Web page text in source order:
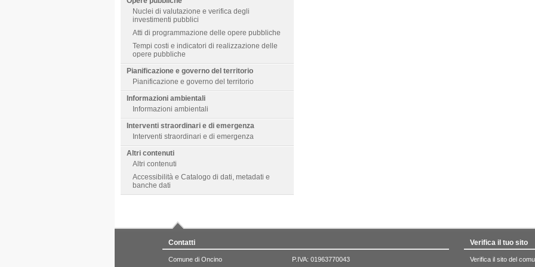
Nuclei di valutazione e verifica degli
investimenti pubblici
Atti di programmazione delle opere pubbliche
Tempi costi e indicatori di realizzazione delle
opere pubbliche
Pianificazione e governo del territorio
Pianificazione e governo del territorio
Informazioni ambientali
Informazioni ambientali
Interventi straordinari e di emergenza
Interventi straordinari e di emergenza
Altri contenuti
Altri contenuti
Accessibilità e Catalogo di dati, metadati e
banche dati
Contatti
Comune di Oncino P.IVA: 01963770043
Verifica il tuo sito
Verifica il sito del